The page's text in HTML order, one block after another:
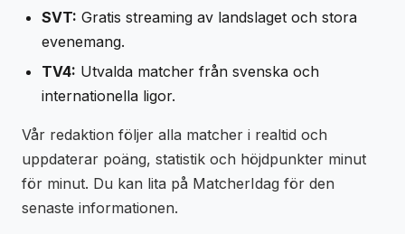
SVT: Gratis streaming av landslaget och stora
evenemang.
TV4: Utvalda matcher från svenska och
internationella ligor.
Vår redaktion följer alla matcher i realtid och
uppdaterar poäng, statistik och höjdpunkter minut
för minut. Du kan lita på MatcherIdag för den
senaste informationen.